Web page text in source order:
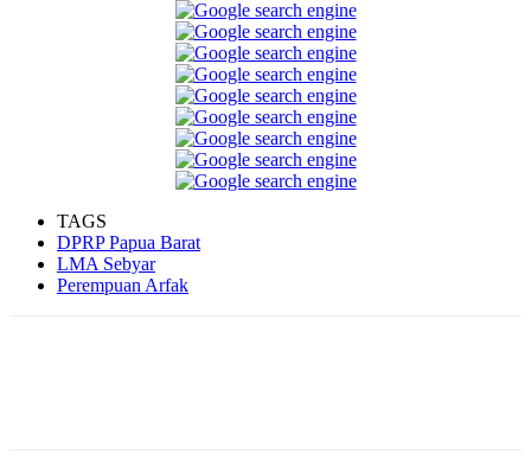
TAGS
DPRP Papua Barat
LMA Sebyar
Perempuan Arfak